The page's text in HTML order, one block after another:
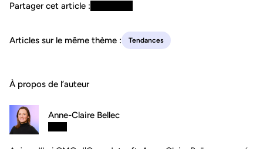
Partager cet article :
Articles sur le même thème : Tendances
À propos de l’auteur
Anne-Claire Bellec